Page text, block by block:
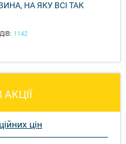
НА ЯКУ ВСІ ТАК
1142
цін